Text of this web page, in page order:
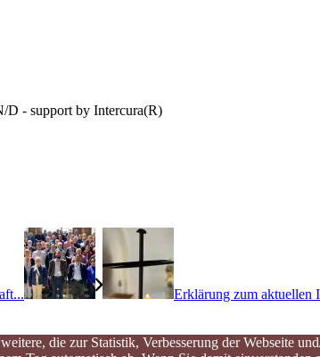
D - support by Intercura(R)
Erklärung zum aktuellen
die zur Statistik, Verbesserung der Webseite